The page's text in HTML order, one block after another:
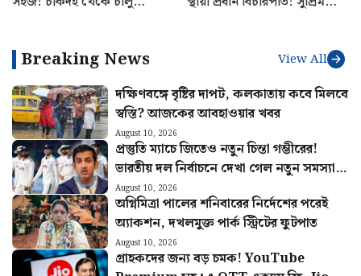
Breaking News View All
দক্ষিণবঙ্গে বৃষ্টির দাপট, কলকাতায় কবে মিলবে
স্বস্তি? আজকের আবহাওয়ার খবর
August 10, 2026
প্রস্তুতি ম্যাচে জিতেও নতুন চিন্তা গম্ভীরের!
ভারতীয় দল নির্বাচনে দেখা গেল নতুন সমস্যা…
August 10, 2026
অগ্নিমিত্রা পালের শনিবারের নির্দেশের পরেই
অ্যাকশন, দখলমুক্ত পার্ক স্ট্রিটের ফুটপাত
August 10, 2026
গ্রাহকদের জন্য বড় চমক! YouTube